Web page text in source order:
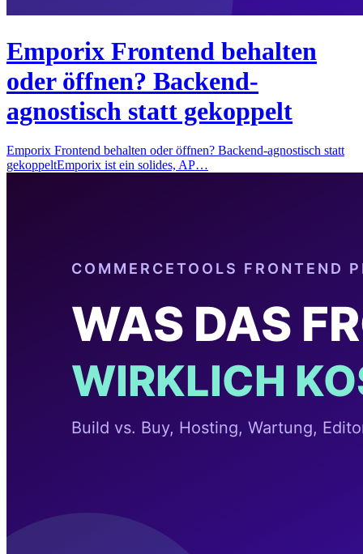
Emporix Frontend behalten
oder öffnen? Backend-
agnostisch statt gekoppelt
Emporix Frontend behalten oder öffnen? Backend-agnostisch statt
gekoppeltEmporix ist ein solides, AP…